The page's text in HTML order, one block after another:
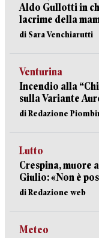
Aldo Gullotti in
lacrime della
di Sara Venchiarutti
Venturina
Incendio alla
sulla Variante
di Redazione
Lutto
Crespina, muore
Giulio: «Non è
di Redazione web
Meteo